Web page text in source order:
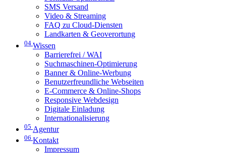
SMS Versand
Video & Streaming
FAQ zu Cloud-Diensten
Landkarten & Geoverortung
04 Wissen
Barrierefrei / WAI
Suchmaschinen-Optimierung
Banner & Online-Werbung
Benutzerfreundliche Webseiten
E-Commerce & Online-Shops
Responsive Webdesign
Digitale Einladung
Internationalisierung
05 Agentur
06 Kontakt
Impressum